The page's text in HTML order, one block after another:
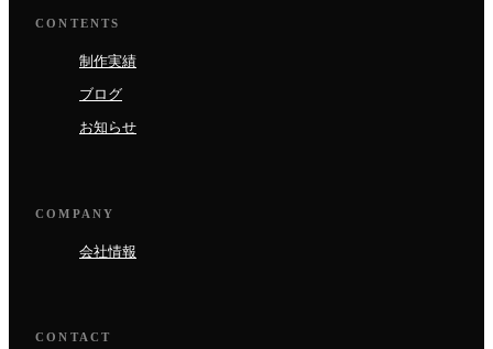
CONTENTS
制作実績
ブログ
お知らせ
COMPANY
会社情報
CONTACT